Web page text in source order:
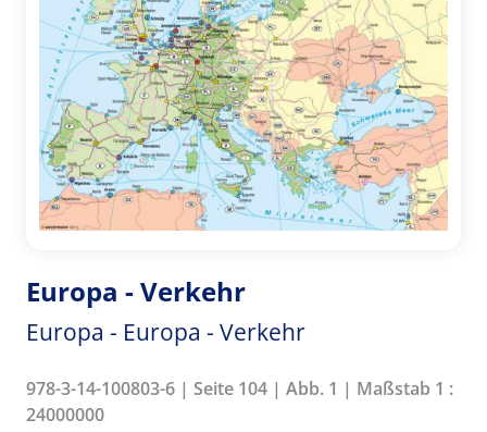
Europa - Verkehr
Europa - Europa - Verkehr
978-3-14-100803-6 | Seite 104 | Abb. 1 | Maßstab 1 :
24000000